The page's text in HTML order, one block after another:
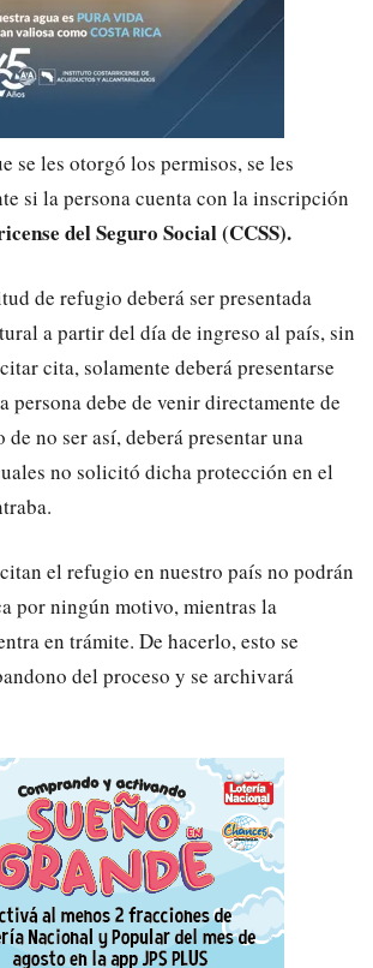
se les otorgó los permisos, se les
si la persona cuenta con la inscripción
del Seguro Social (CCSS).
de refugio deberá ser presentada
a partir del día de ingreso al país, sin
cita, solamente deberá presentarse
persona debe de venir directamente de
de no ser así, deberá presentar una
no solicitó dicha protección en el
el refugio en nuestro país no podrán
por ningún motivo, mientras la
en trámite. De hacerlo, esto se
del proceso y se archivará